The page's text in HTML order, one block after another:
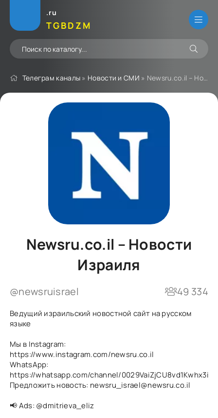
.ru
TGBDZM
Телеграм каналы » Новости и СМИ » Newsru.co.il – Новости Израиля
Newsru.co.il – Новости
Израиля
@newsruisrael 49 334
Ведущий израильский новостной сайт на русском
языке
Мы в Instagram:
https://www.instagram.com/newsru.co.il
WhatsApp:
https://whatsapp.com/channel/
Предложить новость: newsru_israel@newsru.co.il
📢 Ads: @dmitrieva_eliz